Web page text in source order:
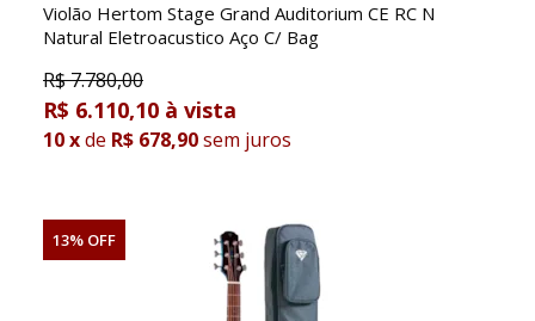
Violão Hertom Stage Grand Auditorium CE RC N
Natural Eletroacustico Aço C/ Bag
R$7.780,00
R$ 6.110,10
10xde R$ 678,90sem juros
13% OFF